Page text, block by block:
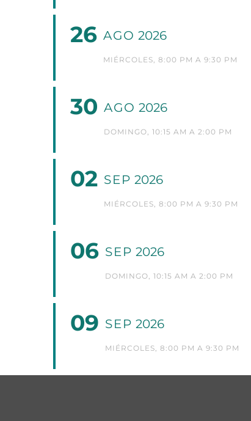
26 AGO 2026
MIÉRCOLES, 8:00 PM A 9:30 PM
30 AGO 2026
DOMINGO, 10:15 AM A 2:00 PM
02 SEP 2026
MIÉRCOLES, 8:00 PM A 9:30 PM
06 SEP 2026
DOMINGO, 10:15 AM A 2:00 PM
09 SEP 2026
MIÉRCOLES, 8:00 PM A 9:30 PM